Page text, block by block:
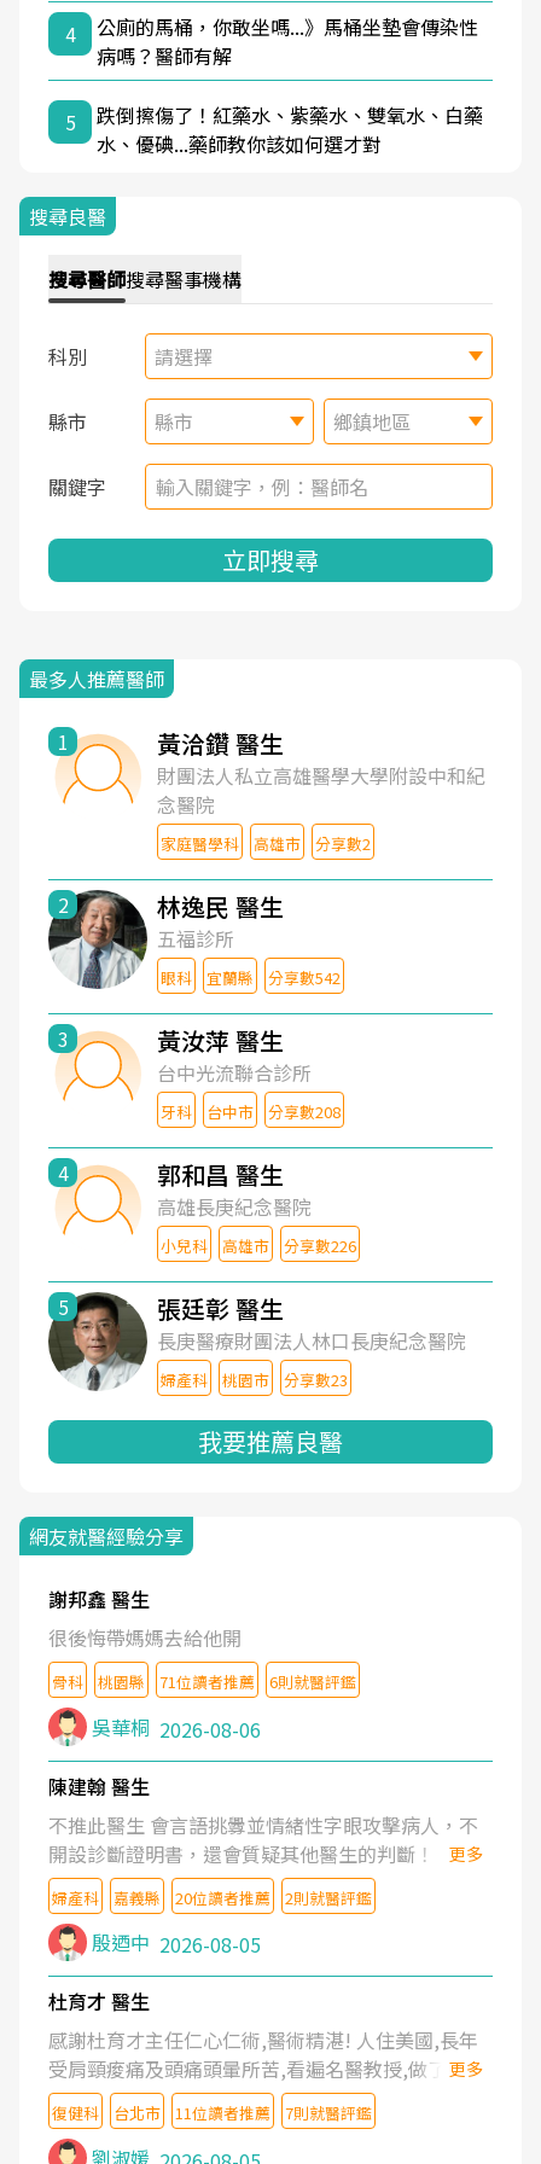
4
公廁的馬桶，你敢坐嗎...》馬桶坐墊會傳染性
病嗎？醫師有解
5
跌倒擦傷了！紅藥水、紫藥水、雙氧水、白藥
水、優碘...藥師教你該如何選才對
搜尋良醫
搜尋醫師搜尋醫事機構
科別 請選擇
縣市 縣市 鄉鎮地區
關鍵字
立即搜尋
最多人推薦醫師
1 黃洽鑽 醫生
財團法人私立高雄醫學大學附設中和紀
念醫院
家庭醫學科 高雄市 分享數2
2 林逸民 醫生
五福診所
眼科 宜蘭縣 分享數542
3 黃汝萍 醫生
台中光流聯合診所
牙科 台中市 分享數208
4 郭和昌 醫生
高雄長庚紀念醫院
小兒科 高雄市 分享數226
5 張廷彰 醫生
長庚醫療財團法人林口長庚紀念醫院
婦產科 桃園市 分享數23
我要推薦良醫
網友就醫經驗分享
謝邦鑫 醫生
很後悔帶媽媽去給他開
骨科 桃園縣 71位讀者推薦 6則就醫評鑑
吳華桐 2026-08-06
陳建翰 醫生
不推此醫生 會言語挑釁並情緒性字眼攻擊病人，不
開設診斷證明書，還會質疑其他醫生的判斷！
更多
婦產科 嘉義縣 20位讀者推薦 2則就醫評鑑
殷迺中 2026-08-05
杜育才 醫生
感謝杜育才主任仁心仁術,醫術精湛! 人住美國,長年
受肩頸痠痛及頭痛頭暈所苦,看遍名醫教授,做了各種
檢查,也嘗試過西醫打針,中醫針灸及物理徒手治療都
沒有用,後來連吃到嗎啡類止痛藥都效果有限,只是壓
症狀,沒多久就痛起來,多年失眠嚴重影響生活品質.
更多
復健科 台北市 11位讀者推薦 7則就醫評鑑
劉淑媛